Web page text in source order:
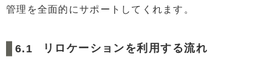
管理を全面的にサポートしてくれます。
リロケーションを利用する流れ